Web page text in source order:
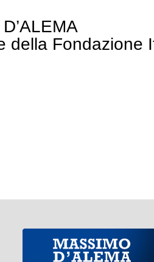
della Fondazione